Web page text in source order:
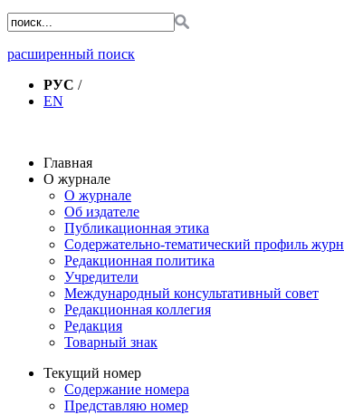
расширенный поиск
РУС /
EN
Главная
О журнале
О журнале
Об издателе
Публикационная этика
Содержательно-тематический профиль
Редакционная политика
Учредители
Международный консультативный совет
Редакционная коллегия
Редакция
Товарный знак
Текущий номер
Содержание номера
Представляю номер